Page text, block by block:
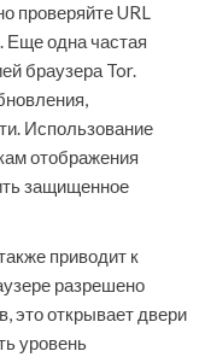
проверяйте URL
Еще одна частая
браузера Tor.
Использование
отображения
защищенное
приводит к
разрешено
это открывает двери
уровень